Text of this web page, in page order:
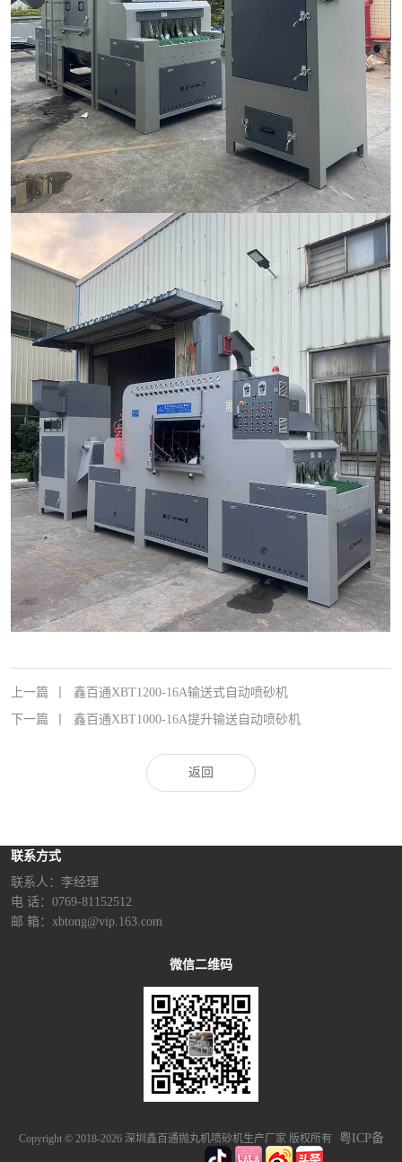
上一篇
鑫百通XBT1200-16A输送式自动喷砂机
下一篇
鑫百通XBT1000-16A提升输送自动喷砂机
返回
联系方式
联系人：李经理‬
电 话：0769-81152512
邮 箱：xbtong@vip.163.com
微信二维码
Copyright © 2018-2026 深圳鑫百通抛丸机喷砂机生产厂家 版权所有 粤ICP备